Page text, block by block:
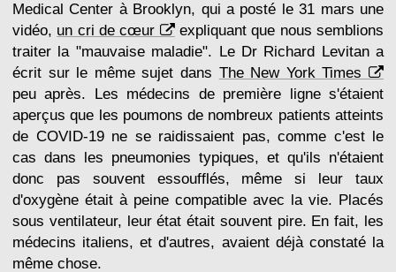
Medical Center à Brooklyn, qui a posté le 31 mars une
vidéo, un cri de cœur
expliquant que nous semblions
traiter la "mauvaise maladie". Le Dr Richard Levitan a
écrit sur le même sujet dans The New York Times
peu après. Les médecins de première ligne s'étaient
aperçus que les poumons de nombreux patients atteints
de COVID-19 ne se raidissaient pas, comme c'est le
cas dans les pneumonies typiques, et qu'ils n'étaient
donc pas souvent essoufflés, même si leur taux
d'oxygène était à peine compatible avec la vie. Placés
sous ventilateur, leur état était souvent pire. En fait, les
médecins italiens, et d'autres, avaient déjà constaté la
même chose.